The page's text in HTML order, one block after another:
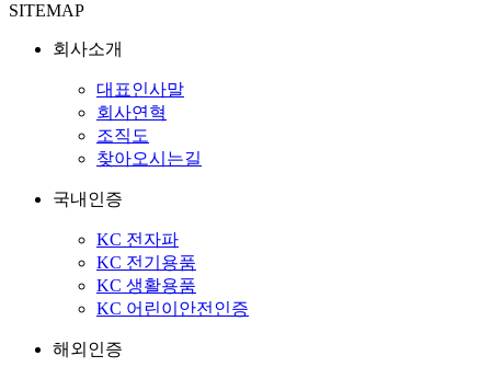
SITEMAP
회사소개
대표인사말
회사연혁
조직도
찾아오시는길
국내인증
KC 전자파
KC 전기용품
KC 생활용품
KC 어린이안전인증
해외인증